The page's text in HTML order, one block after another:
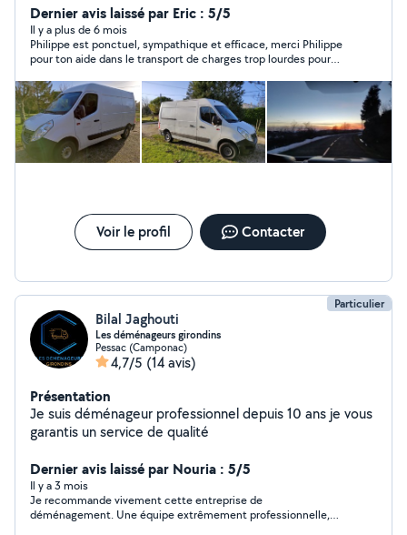
Dernier avis laissé par Eric : 5/5
Il y a plus de 6 mois
Philippe est ponctuel, sympathique et efficace, merci Philippe
pour ton aide dans le transport de charges trop lourdes pour
Voir le profil Contacter
Particulier
Bilal Jaghouti
Les déménageurs girondins
Pessac (Camponac)
4,7/5 (14 avis)
Présentation
Je suis déménageur professionnel depuis 10 ans je vous
garantis un service de qualité
Dernier avis laissé par Nouria : 5/5
Il y a 3 mois
Je recommande vivement cette entreprise de
déménagement. Une équipe extrêmement professionnelle,